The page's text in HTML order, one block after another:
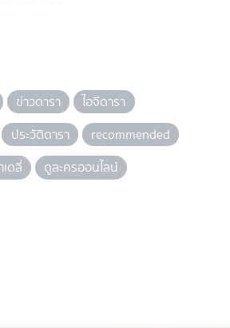
ข่าวดารา
ไอจีดารา
ประวัติดารา
recommended
เดลี่ ดูละครออนไลน์